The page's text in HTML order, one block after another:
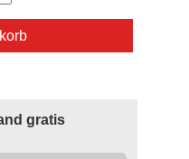
gratis